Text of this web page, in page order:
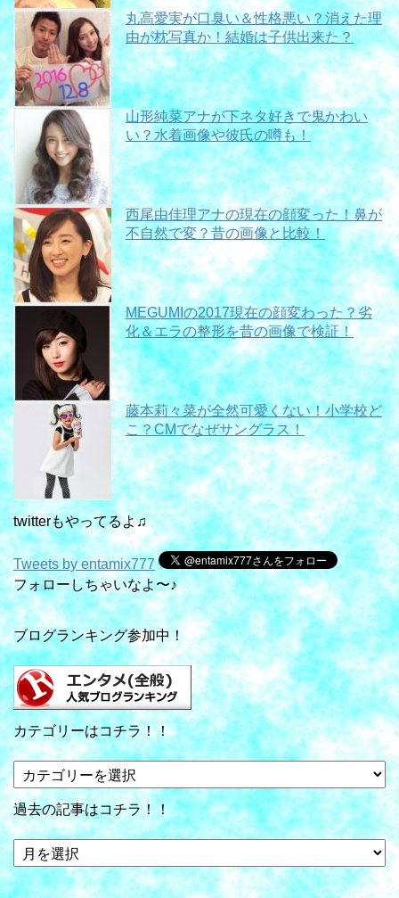
丸高愛実が口臭い＆性格悪い？消えた理
由が枕写真か！結婚は子供出来た？
山形純菜アナが下ネタ好きで鬼かわい
い？水着画像や彼氏の噂も！
西尾由佳理アナの現在の顔変った！鼻が
不自然で変？昔の画像と比較！
MEGUMIの2017現在の顔変わった？劣
化＆エラの整形を昔の画像で検証！
藤本莉々菜が全然可愛くない！小学校ど
こ？CMでなぜサングラス！
twitterもやってるよ♫
Tweets by entamix777
フォローしちゃいなよ〜♪
ブログランキング参加中！
カテゴリーはコチラ！！
テ
ゴ
リ
ー
は
コ
過去の記事はコチラ！！
過
去
の